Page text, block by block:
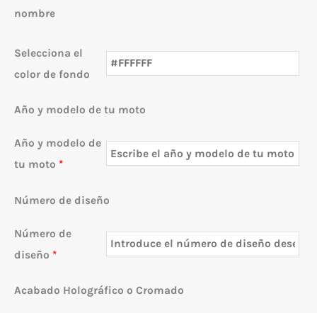
nombre
Selecciona el
color de fondo
Año y modelo de tu moto
Año y modelo de
tu moto *
Número de diseño
Número de
diseño *
Acabado Holográfico o Cromado